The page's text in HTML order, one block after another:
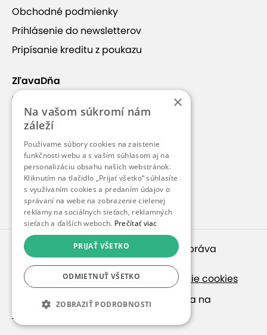
Obchodné podmienky
Prihlásenie do newsletterov
Pripísanie kreditu z poukazu
ZľavaDňa
Náš príbeh
Kontakt
Kariéra
Blog
Pre médiá
Pre partnerov
© 2010 – 2026inspirago s. r. o.
. Všetky práva
vyhradené.
Ochrana osobných údajov|
Nastavenie cookies
Ak hľadáte ponuky v češtine, pozrite sa na
SlevaDne.cz
×
Na vašom súkromí nám
záleží
Používame súbory cookies na zaistenie
funkčnosti webu a s vaším súhlasom aj na
personalizáciu obsahu našich webstránok.
Kliknutím na tlačidlo „Prijať všetko“ súhlasíte
s využívaním cookies a predaním údajov o
správaní na webe na zobrazenie cielenej
reklamy na sociálnych sieťach, reklamných
sieťach a ďalších weboch. Prečítať viac
PRIJAŤ VŠETKO
ODMIETNUŤ VŠETKO
ZOBRAZIŤ PODROBNOSTI